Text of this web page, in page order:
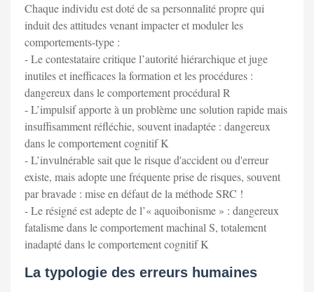
Chaque individu est doté de sa personnalité propre qui
induit des attitudes venant impacter et moduler les
comportements-type :
- Le contestataire critique l’autorité hiérarchique et juge
inutiles et inefficaces la formation et les procédures :
dangereux dans le comportement procédural R
- L’impulsif apporte à un problème une solution rapide mais
insuffisamment réfléchie, souvent inadaptée : dangereux
dans le comportement cognitif K
- L’invulnérable sait que le risque d'accident ou d'erreur
existe, mais adopte une fréquente prise de risques, souvent
par bravade : mise en défaut de la méthode SRC !
- Le résigné est adepte de l’« aquoibonisme » : dangereux
fatalisme dans le comportement machinal S, totalement
inadapté dans le comportement cognitif K
La typologie des erreurs humaines